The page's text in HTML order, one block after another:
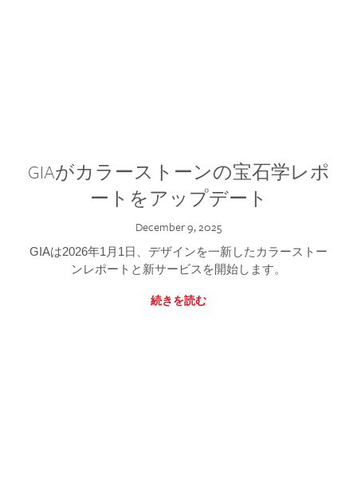
GIAがカラーストーンの宝石学レポ
ートをアップデート
December 9, 2025
GIAは2026年1月1日、デザインを一新したカラーストー
ンレポートと新サービスを開始します。
続きを読む